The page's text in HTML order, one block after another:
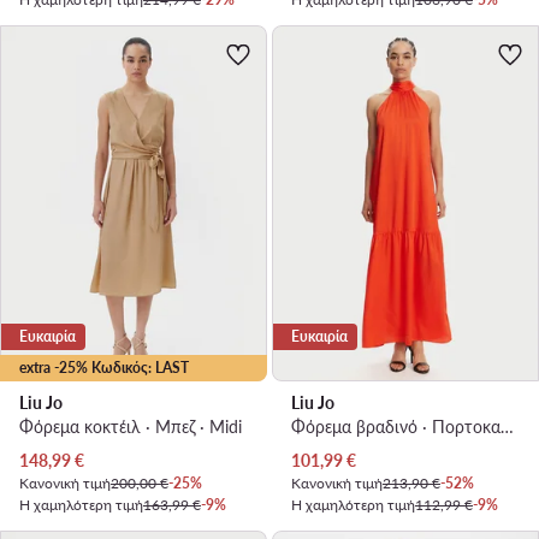
extra -25% Κωδικός: LAST
Ευκαιρία
Liu Jo
Φόρεμα κοκτέιλ · Μπεζ · Midi
Τρέχουσα τιμή
148,99€
Κανονική τιμή200,00 €-25%
Η χαμηλότερη τιμή163,99 €-9%
Ευκαιρία
Liu Jo
Φόρεμα βραδινό · Πορτοκαλί · Maxi, Ασύμμετρο
Τρέχουσα τιμή
101,99€
Κανονική τιμή213,90 €-52%
Η χαμηλότερη τιμή112,99 €-9%